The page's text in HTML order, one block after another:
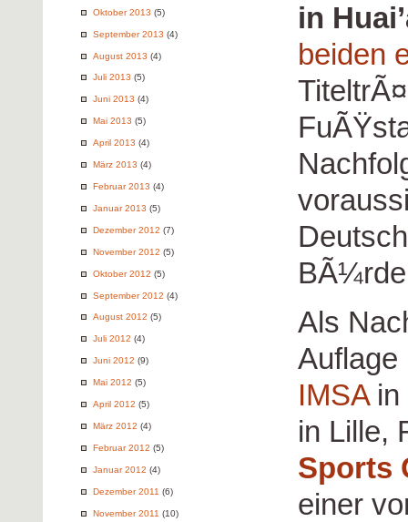
Oktober 2013 (5)
September 2013 (4)
August 2013 (4)
Juli 2013 (5)
Juni 2013 (4)
Mai 2013 (5)
April 2013 (4)
März 2013 (4)
Februar 2013 (4)
Januar 2013 (5)
Dezember 2012 (7)
November 2012 (5)
Oktober 2012 (5)
September 2012 (4)
August 2012 (5)
Juli 2012 (4)
Juni 2012 (9)
Mai 2012 (5)
April 2012 (5)
März 2012 (4)
Februar 2012 (5)
Januar 2012 (4)
Dezember 2011 (6)
November 2011 (10)
in
beiden
Als
IMSAin
in Lille,
Sports
einer